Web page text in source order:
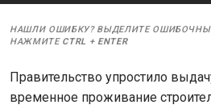
НАШЛИ ОШИБКУ? ВЫДЕЛИТЕ
НАЖМИТЕ CTRL + ENTER
Правительство упростило
временное проживание